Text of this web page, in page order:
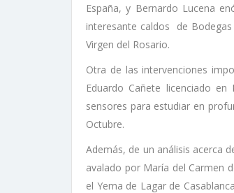
España, y Bernardo Lucena
interesante caldos de
Virgen del Rosario.
Otra de las intervenciones
Eduardo Cañete licenciado
sensores para estudiar en
Octubre.
Además, de un análisis acerca
avalado por María del Carmen
el Yema de Lagar de